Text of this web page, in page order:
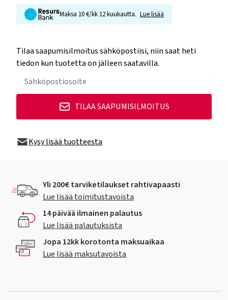
Maksa 10 €/kk 12 kuukautta. Lue lisää
Tilaa saapumisilmoitus sähköpostiisi, niin saat heti
tiedon kun tuotetta on jälleen saatavilla.
TILAA SAAPUMISILMOITUS
Kysy lisää tuotteesta
Yli 200€ tarviketilaukset rahtivapaasti
Lue lisää toimitustavoista
14 päivää ilmainen palautus
Lue lisää palautuksista
Jopa 12kk korotonta maksuaikaa
Lue lisää maksutavoista